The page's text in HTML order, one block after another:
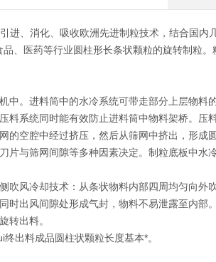
进、消化、吸收欧洲先进制粒技术，结合国内
、医药等行业圆柱形长条状颗粒的旋转制粒
中。进料筒中的水冷系统可带走部分上层物料的
料系统同时能有效防止进料筒中物料架桥。压
的空腔中经过挤压，然后从筛网中挤出，形
片与筛网间隙等多种因素决定。制粒底板中
吹风冷却技术：从条状物料内部四周均匀向外
时出风间隙处形成气封，物料不易泄露至内部
转出料。
出料成品圆柱状颗粒长度基本*。